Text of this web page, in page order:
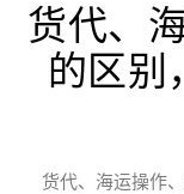
货代、
的区别
货代、海运操作